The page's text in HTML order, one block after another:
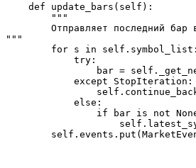
    def update_bars(self):
        """
Отправляет последний бар
"""
        for s in self.symbol_list:
            try:
bar =
            except StopIteration:
            else:
if bar is not